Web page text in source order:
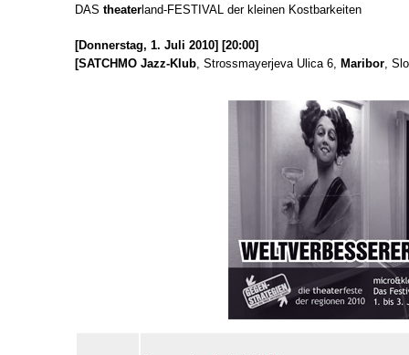
DAS theaterland-FESTIVAL der kleinen Kostbarkeiten
[Donnerstag, 1. Juli 2010] [20:00]
[SATCHMO Jazz-Klub, Strossmayerjeva Ulica 6, Maribor,